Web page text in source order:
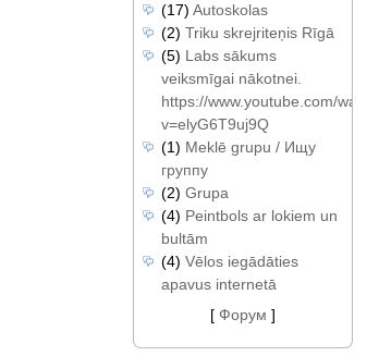
(17) Autoskolas
(2) Triku skrejriteņis Rīgā
(5) Labs sākums
veiksmīgai nākotnei.
https://www.youtube.com/watch?
v=elyG6T9uj9Q
(1) Meklē grupu / Ищу
группу
(2) Grupa
(4) Peintbols ar lokiem un
bultām
(4) Vēlos iegādāties
apavus internetā
[ Форум ]